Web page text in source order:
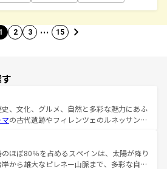
1 2 3 … 15
、文化、グルメ、自然と多彩な魅力にあふ
の古代遺跡やフィレンツェのルネッサンス
ナの美しい田園風景やアマルフィ海岸の絶
観も見逃せない。観光の合間には、本場の
ど、絶品のイタリア料理を堪能することも
ほぼ80％を占めるスペインは、太陽が降り
から雄大なピレネー山脈まで、多彩な自然